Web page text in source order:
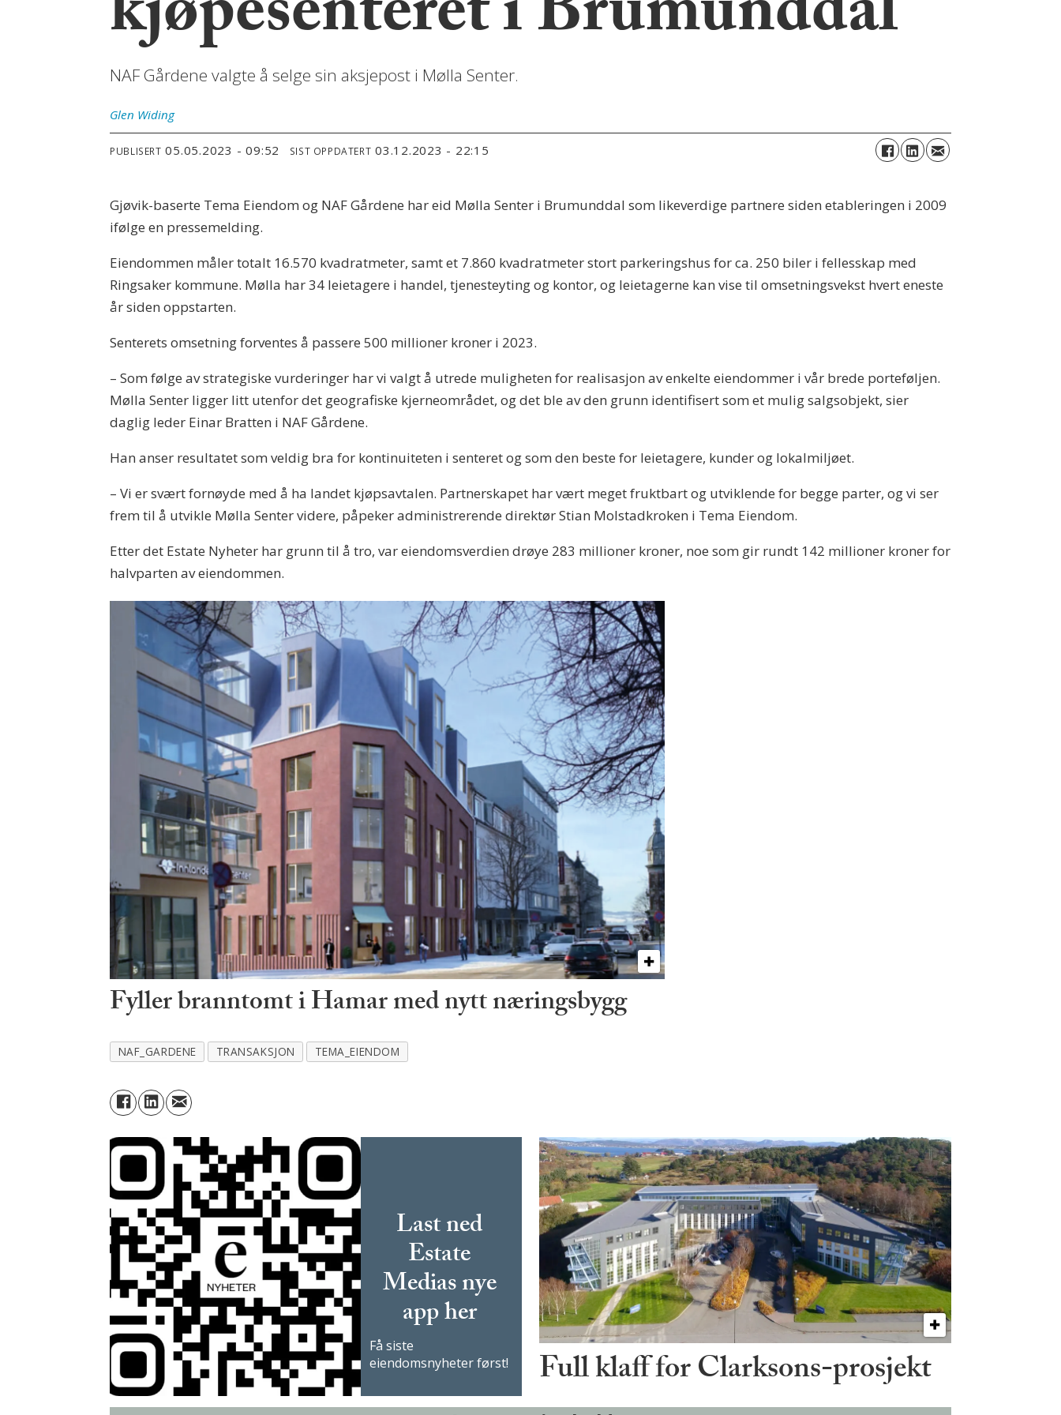
NAF Gårdene valgte å selge sin aksjepost i Mølla Senter.
Glen Widing
PUBLISERT 05.05.2023 - 09:52 SIST OPPDATERT 03.12.2023 - 22:15
Gjøvik-baserte Tema Eiendom og NAF Gårdene har eid Mølla Senter i Brumunddal som likeverdige partnere siden etableringen i 2009
ifølge en pressemelding.
Eiendommen måler totalt 16.570 kvadratmeter, samt et 7.860 kvadratmeter stort parkeringshus for ca. 250 biler i fellesskap med
Ringsaker kommune. Mølla har 34 leietagere i handel, tjenesteyting og kontor, og leietagerne kan vise til omsetningsvekst hvert eneste
år siden oppstarten.
Senterets omsetning forventes å passere 500 millioner kroner i 2023.
– Som følge av strategiske vurderinger har vi valgt å utrede muligheten for realisasjon av enkelte eiendommer i vår brede porteføljen.
Mølla Senter ligger litt utenfor det geografiske kjerneområdet, og det ble av den grunn identifisert som et mulig salgsobjekt, sier
daglig leder Einar Bratten i NAF Gårdene.
Han anser resultatet som veldig bra for kontinuiteten i senteret og som den beste for leietagere, kunder og lokalmiljøet.
– Vi er svært fornøyde med å ha landet kjøpsavtalen. Partnerskapet har vært meget fruktbart og utviklende for begge parter, og vi ser
frem til å utvikle Mølla Senter videre, påpeker administrerende direktør Stian Molstadkroken i Tema Eiendom.
Etter det Estate Nyheter har grunn til å tro, var eiendomsverdien drøye 283 millioner kroner, noe som gir rundt 142 millioner kroner for
halvparten av eiendommen.
Fyller branntomt i Hamar med nytt næringsbygg
NAF_GARDENE TRANSAKSJON TEMA_EIENDOM
Last ned
Estate
Medias nye
app her
Få siste
eiendomsnyheter først!
Full klaff for Clarksons-prosjekt